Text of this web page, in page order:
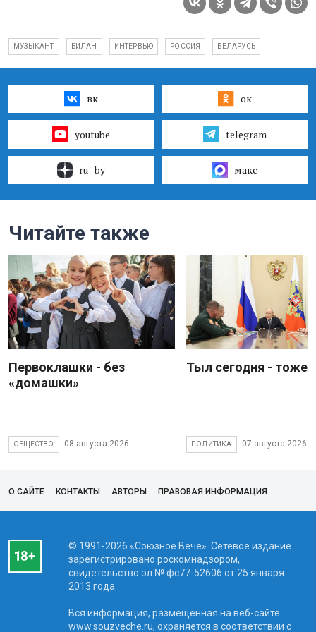
МУЗЫКАНТ БИЛАН ИНТЕРВЬЮ РОССИЯ БЕЛАРУСЬ
вк ок
youtube telegram
ru–by макс
Читайте также
Первоклашки - без
«домашки»
ОБЩЕСТВО 08 августа 2026
Тыл сегодня - тоже
ПОЛИТИКА 07 августа 2026
О САЙТЕ КОНТАКТЫ АВТОРЫ ПРАВОВАЯ ИНФОРМАЦИЯ
© 1991-2026 «Союзное Вече». Сетевое издание
зарегистрировано роскомнадзором,
свидетельство эл № фc77-52606 от 25 января
2013 года.
Вся информация, размещенная на веб-сайте
www.souzveche.ru, охраняется в соответствии с